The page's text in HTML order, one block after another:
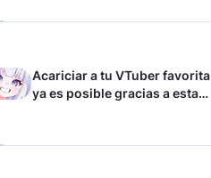
Acariciar a tu VTuber favorita
ya es posible gracias a esta